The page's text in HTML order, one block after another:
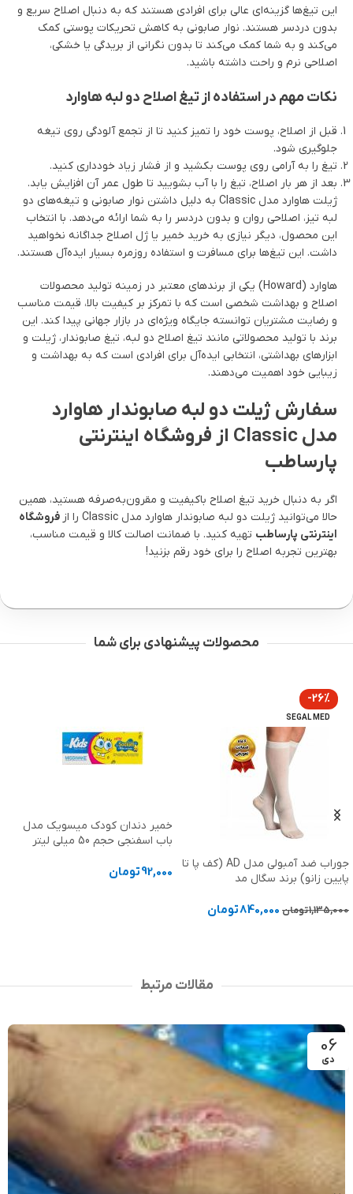
این تیغ‌ها گزینه‌ای عالی برای افرادی هستند که به دنبال اصلاح سریع و
بدون دردسر هستند. نوار صابونی به کاهش تحریکات پوستی کمک
می‌کند و به شما کمک می‌کند تا بدون نگرانی از بریدگی یا خشکی،
اصلاحی نرم و راحت داشته باشید.
نکات مهم در استفاده از تیغ اصلاح دو لبه هاوارد
قبل از اصلاح، پوست خود را تمیز کنید تا از تجمع آلودگی روی تیغه
جلوگیری شود.
تیغ را به آرامی روی پوست بکشید و از فشار زیاد خودداری کنید.
بعد از هر بار اصلاح، تیغ را با آب بشویید تا طول عمر آن افزایش یابد.
ژیلت هاوارد مدل Classic به دلیل داشتن نوار صابونی و تیغه‌های دو
لبه تیز، اصلاحی روان و بدون دردسر را به شما ارائه می‌دهد. با انتخاب
این محصول، دیگر نیازی به خرید خمیر یا ژل اصلاح جداگانه نخواهید
داشت. این تیغ‌ها برای مسافرت و استفاده روزمره بسیار ایده‌آل هستند.
هاوارد (Howard) یکی از برندهای معتبر در زمینه تولید محصولات
اصلاح و بهداشت شخصی است که با تمرکز بر کیفیت بالا، قیمت مناسب
و رضایت مشتریان توانسته جایگاه ویژه‌ای در بازار جهانی پیدا کند. این
برند با تولید محصولاتی مانند تیغ اصلاح دو لبه، تیغ صابوندار، ژیلت و
ابزارهای بهداشتی، انتخابی ایده‌آل برای افرادی است که به بهداشت و
زیبایی خود اهمیت می‌دهند.
سفارش ژیلت دو لبه صابوندار هاوارد
مدل Classic از فروشگاه اینترنتی
پارساطب
اگر به دنبال خرید تیغ اصلاح باکیفیت و مقرون‌به‌صرفه هستید، همین
حالا می‌توانید ژیلت دو لبه صابوندار هاوارد مدل Classic را از
فروشگاه
اینترنتی پارساطب تهیه کنید. با ضمانت اصالت کالا و قیمت مناسب،
بهترین تجربه اصلاح را برای خود رقم بزنید!
محصولات پیشنهادی برای شما
-26%
SEGAL MED
جوراب ضد آمبولی مدل AD (کف پا تا
پایین زانو) برند سگال مد
1,135,000تومان 840,000تومان
خمیر دندان کودک میسویک مدل
باب اسفنجی حجم 50 میلی لیتر
92,000تومان
مقالات مرتبط
06
دی